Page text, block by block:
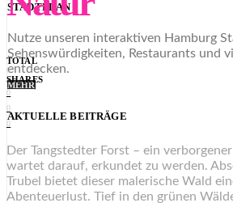
STADTPLAN
Nutze unseren interaktiven Hamburg
Sehenswürdigkeiten, Restaurants und
entdecken.
MEHR
AKTUELLE BEITRÄGE
TOTAL
0
SHARES
0
0
0
Der Tangstedter Forst – ein
wartet darauf, erkundet zu werden.
Trubel bietet dieser malerische Wald
Abenteuerlust. Tief in den grünen